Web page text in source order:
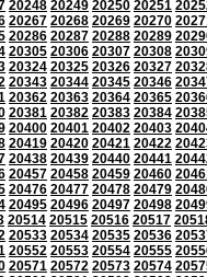
20248 20249 20250 20251
20267 20268 20269 20270
20286 20287 20288 20289
20305 20306 20307 20308
20324 20325 20326 20327
20343 20344 20345 20346
20362 20363 20364 20365
20381 20382 20383 20384
20400 20401 20402 20403
20419 20420 20421 20422
20438 20439 20440 20441
20457 20458 20459 20460
20476 20477 20478 20479
20495 20496 20497 20498
20514 20515 20516 20517
20533 20534 20535 20536
20552 20553 20554 20555
20571 20572 20573 20574